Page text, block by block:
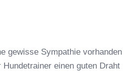
gewisse Sympathie vorhanden
einen guten Draht